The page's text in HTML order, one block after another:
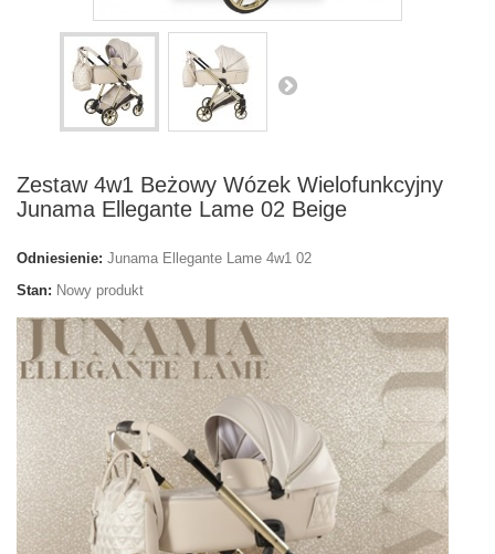
Zestaw 4w1 Beżowy Wózek Wielofunkcyjny
Junama Ellegante Lame 02 Beige
Odniesienie: Junama Ellegante Lame 4w1 02
Stan: Nowy produkt